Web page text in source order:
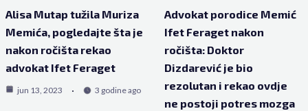
Alisa Mutap tužila Muriza
Memića, pogledajte šta je
nakon ročišta rekao
advokat Ifet Feraget
jun 13, 2023 3 godine ago
Advokat porodice Memić
Ifet Feraget nakon
ročišta: Doktor
Dizdarević je bio
rezolutan i rekao ovdje
ne postoji potres mozga